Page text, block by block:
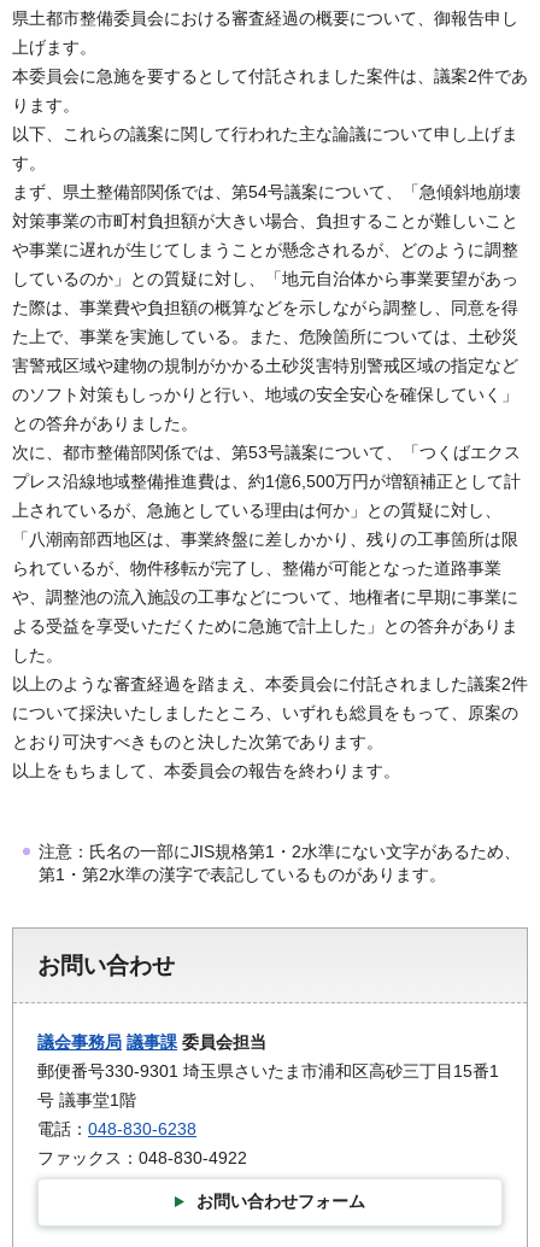
県土都市整備委員会における審査経過の概要について、御報告申し
上げます。
本委員会に急施を要するとして付託されました案件は、議案2件であ
ります。
以下、これらの議案に関して行われた主な論議について申し上げま
す。
まず、県土整備部関係では、第54号議案について、「急傾斜地崩壊
対策事業の市町村負担額が大きい場合、負担することが難しいこと
や事業に遅れが生じてしまうことが懸念されるが、どのように調整
しているのか」との質疑に対し、「地元自治体から事業要望があっ
た際は、事業費や負担額の概算などを示しながら調整し、同意を得
た上で、事業を実施している。また、危険箇所については、土砂災
害警戒区域や建物の規制がかかる土砂災害特別警戒区域の指定など
のソフト対策もしっかりと行い、地域の安全安心を確保していく」
との答弁がありました。
次に、都市整備部関係では、第53号議案について、「つくばエクス
プレス沿線地域整備推進費は、約1億6,500万円が増額補正として計
上されているが、急施としている理由は何か」との質疑に対し、
「八潮南部西地区は、事業終盤に差しかかり、残りの工事箇所は限
られているが、物件移転が完了し、整備が可能となった道路事業
や、調整池の流入施設の工事などについて、地権者に早期に事業に
よる受益を享受いただくために急施で計上した」との答弁がありま
した。
以上のような審査経過を踏まえ、本委員会に付託されました議案2件
について採決いたしましたところ、いずれも総員をもって、原案の
とおり可決すべきものと決した次第であります。
以上をもちまして、本委員会の報告を終わります。
注意：氏名の一部にJIS規格第1・2水準にない文字があるため、
第1・第2水準の漢字で表記しているものがあります。
お問い合わせ
議会事務局 議事課 委員会担当
郵便番号330-9301 埼玉県さいたま市浦和区高砂三丁目15番1
号 議事堂1階
電話： 048-830-6238
ファックス：048-830-4922
お問い合わせフォーム